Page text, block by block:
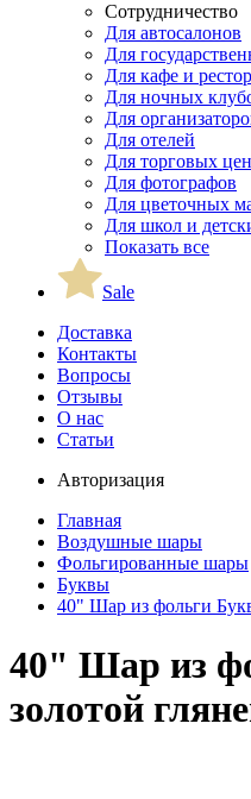
Сотрудничество
Для автосалонов
Для
Для кафе и
Для ночных
Для
Для отелей
Для торговых
Для фотографов
Для цветочных
Для школ и
Показать все
Sale
Доставка
Контакты
Вопросы
Отзывы
О нас
Статьи
Авторизация
Главная
Воздушные шары
Фольгированные шары
Буквы
40" Шар из фольги
40" Шар из
золотой